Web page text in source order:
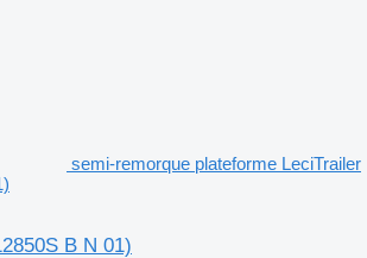
semi-remorque plateforme LeciTrailer
B N 01)